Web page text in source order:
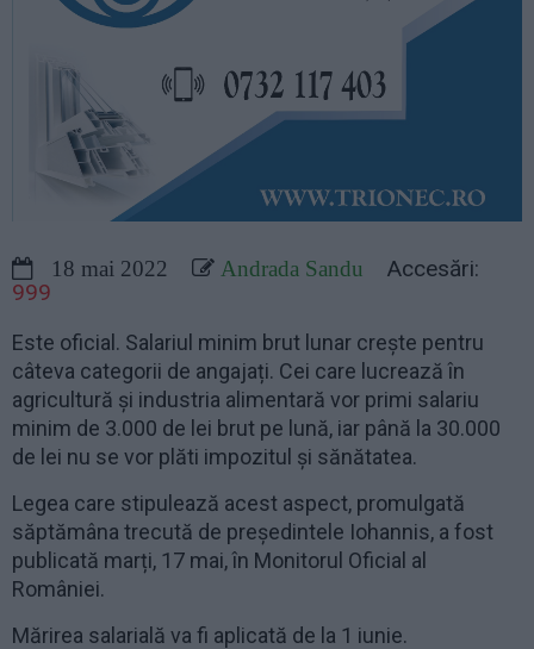
18 mai 2022 Andrada Sandu
Accesări:
999
Este oficial. Salariul minim brut lunar crește pentru
câteva categorii de angajați. Cei care lucrează în
agricultură și industria alimentară vor primi salariu
minim de 3.000 de lei brut pe lună, iar până la 30.000
de lei nu se vor plăti impozitul și sănătatea.
Legea care stipulează acest aspect, promulgată
săptămâna trecută de președintele Iohannis, a fost
publicată marți, 17 mai, în Monitorul Oficial al
României.
Mărirea salarială va fi aplicată de la 1 iunie.